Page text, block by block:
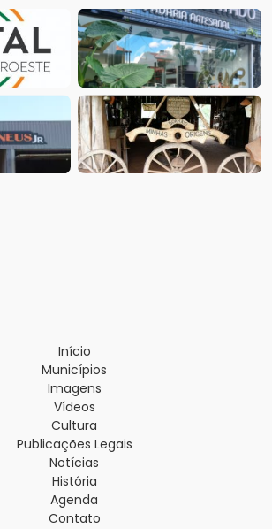
Início
Municípios
Imagens
Vídeos
Cultura
Publicações Legais
Notícias
História
Agenda
Contato